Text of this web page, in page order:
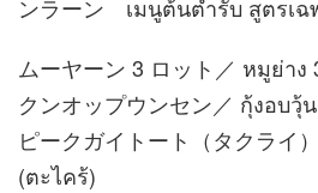
ンラーン เมนูต้นตำรับ สูตรเฉ
ムーヤーン 3 ロット／ หมูย่าง
クンオップウンセン／ กุ้งอบวุ้
ピークガイトート（タクライ
(ตะไคร้)